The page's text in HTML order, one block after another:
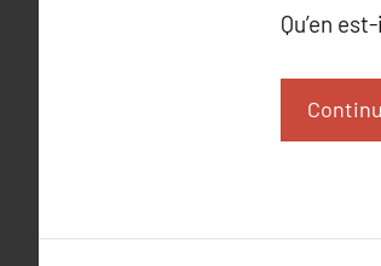
Qu’en